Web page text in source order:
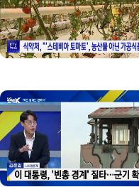
조달청
개인정보보호위원회
국가지속가능발전위원회
일자리위원회
행정중심복합도시건설추
회